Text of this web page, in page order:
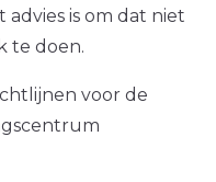
is om dat niet
te doen.
voor de